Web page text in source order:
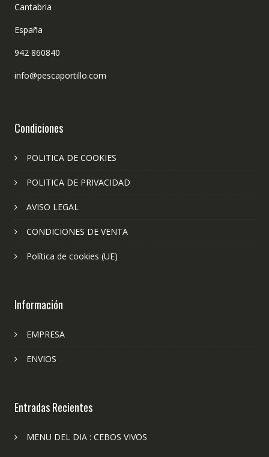
Cantabria
España
942 860840
info@pescaportillo.com
Condiciones
POLITICA DE COOKIES
POLITICA DE PRIVACIDAD
AVISO LEGAL
CONDICIONES DE VENTA
Política de cookies (UE)
Información
EMPRESA
ENVIOS
Entradas Recientes
MENU DEL DIA : CEBOS VIVOS